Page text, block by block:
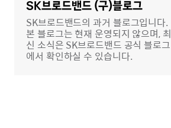
SK브로드밴드 (구)블로그
SK브로드밴드의 과거 블로그입니다.
본 블로그는 현재 운영되지 않으며, 최
신 소식은 SK브로드밴드 공식 블로그
에서 확인하실 수 있습니다.